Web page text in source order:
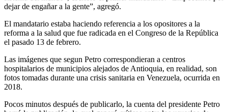
dejar de engañar a la gente”, agregó.
El mandatario estaba haciendo referencia a los opositores a la
reforma a la salud que fue radicada en el Congreso de la República
el pasado 13 de febrero.
Las imágenes que segun Petro correspondieran a centros
hospitalarios de municipios alejados de Antioquia, en realidad, son
fotos tomadas durante una crisis sanitaria en Venezuela, ocurrida en
2018.
Pocos minutos después de publicarlo, la cuenta del presidente Petro